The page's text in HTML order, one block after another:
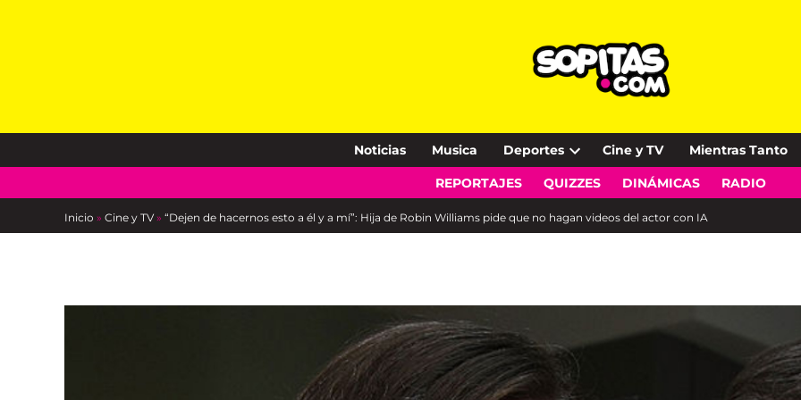
Noticias Musica Deportes
Open
dropdown
Cine y TV Mientras Tanto
REPORTAJES QUIZZES DINÁMICAS RADIO
Inicio » Cine y TV » “Dejen de hacernos esto a él y a mí”: Hija de Robin Williams pide que no hagan videos del actor con IA